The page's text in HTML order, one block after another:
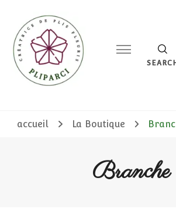
accueil La Boutique
Branche